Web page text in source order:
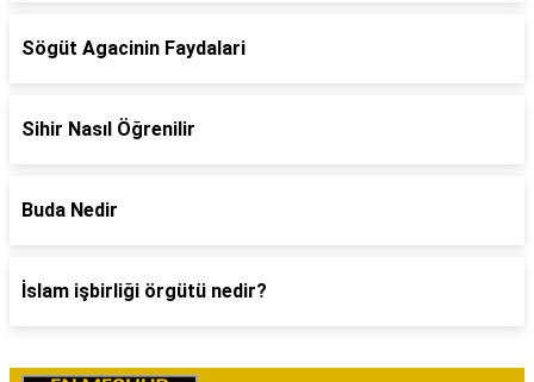
Sögüt Agacinin Faydalari
Sihir Nasıl Öğrenilir
Buda Nedir
İslam işbirliği örgütü nedir?